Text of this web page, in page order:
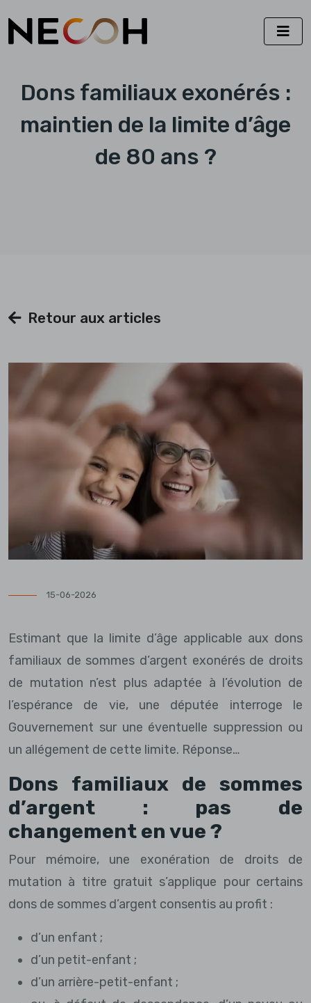
Dons familiaux exonérés :
maintien de la limite d’âge
de 80 ans ?
Retour aux articles
15-06-2026
Estimant que la limite d’âge applicable aux dons
familiaux de sommes d’argent exonérés de droits
de mutation n’est plus adaptée à l’évolution de
l’espérance de vie, une députée interroge le
Gouvernement sur une éventuelle suppression ou
un allégement de cette limite. Réponse…
Dons familiaux de sommes
d’argent : pas de
changement en vue ?
Pour mémoire, une exonération de droits de
mutation à titre gratuit s’applique pour certains
dons de sommes d’argent consentis au profit :
d’un enfant ;
d’un petit-enfant ;
d’un arrière-petit-enfant ;